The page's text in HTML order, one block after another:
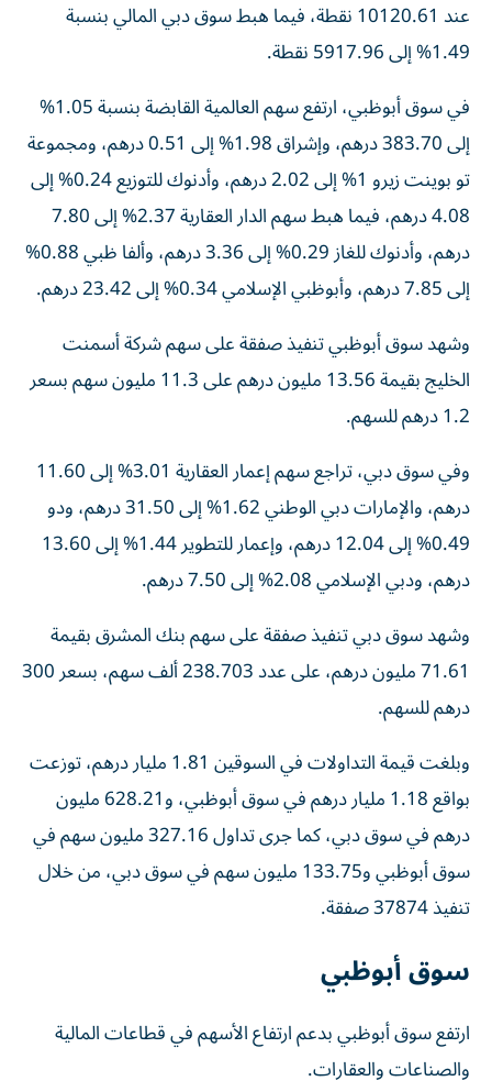
عند 10120.61 نقطة، فيما هبط سوق دبي المالي بنسبة
1.49% إلى 5917.96 نقطة.
في سوق أبوظبي، ارتفع سهم العالمية القابضة بنسبة 1.05%
إلى 383.70 درهم، وإشراق 1.98% إلى 0.51 درهم، ومجموعة
تو بوينت زيرو 1% إلى 2.02 درهم، وأدنوك للتوزيع 0.24% إلى
4.08 درهم، فيما هبط سهم الدار العقارية 2.37% إلى 7.80
درهم، وأدنوك للغاز 0.29% إلى 3.36 درهم، وألفا ظبي 0.88%
إلى 7.85 درهم، وأبوظبي الإسلامي 0.34% إلى 23.42 درهم.
وشهد سوق أبوظبي تنفيذ صفقة على سهم شركة أسمنت
الخليج بقيمة 13.56 مليون درهم على 11.3 مليون سهم بسعر
1.2 درهم للسهم.
وفي سوق دبي، تراجع سهم إعمار العقارية 3.01% إلى 11.60
درهم، والإمارات دبي الوطني 1.62% إلى 31.50 درهم، ودو
0.49% إلى 12.04 درهم، وإعمار للتطوير 1.44% إلى 13.60
درهم، ودبي الإسلامي 2.08% إلى 7.50 درهم.
وشهد سوق دبي تنفيذ صفقة على سهم بنك المشرق بقيمة
71.61 مليون درهم، على عدد 238.703 ألف سهم، بسعر 300
درهم للسهم.
وبلغت قيمة التداولات في السوقين 1.81 مليار درهم، توزعت
بواقع 1.18 مليار درهم في سوق أبوظبي، و628.21 مليون
درهم في سوق دبي، كما جرى تداول 327.16 مليون سهم في
سوق أبوظبي و133.75 مليون سهم في سوق دبي، من خلال
تنفيذ 37874 صفقة.
سوق أبوظبي
ارتفع سوق أبوظبي بدعم ارتفاع الأسهم في قطاعات المالية
والصناعات والعقارات.